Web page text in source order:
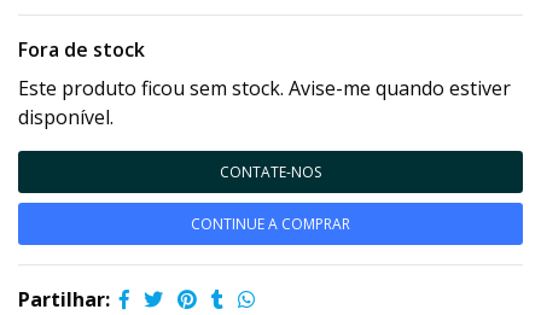
Fora de stock
Este produto ficou sem stock. Avise-me quando estiver
disponível.
CONTATE-NOS
CONTINUE A COMPRAR
Partilhar: